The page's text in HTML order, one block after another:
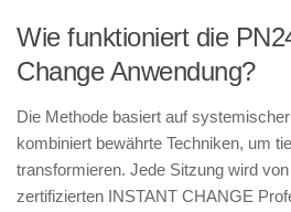
Wie funktioniert die
Change Anwendung?
Die Methode basiert auf
kombiniert bewährte Techniken, um
transformieren. Jede Sitzung wird
zertifizierten INSTANT CHANGE